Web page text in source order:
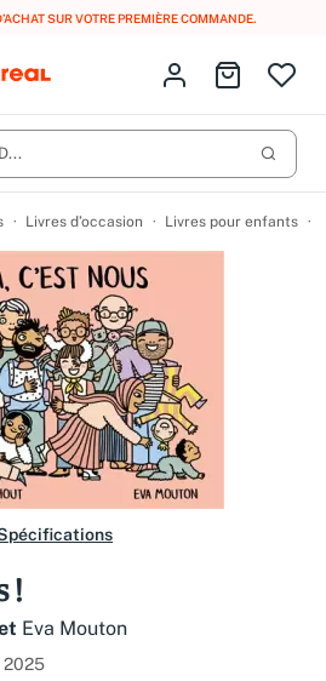
SUR VOTRE PREMIÈRE COMMANDE.
Lancer
l'article que vous cherchiez ?
votre compte pour être alerté dès
est en stock.
une alerte
Identifiez-vous
Aller au
Livres d’occasion Livres pour enfants
!
Eva Mouton
2025